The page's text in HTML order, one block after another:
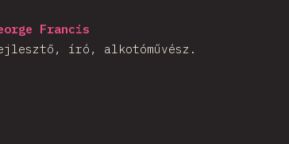
Francis
író, alkotóművész.